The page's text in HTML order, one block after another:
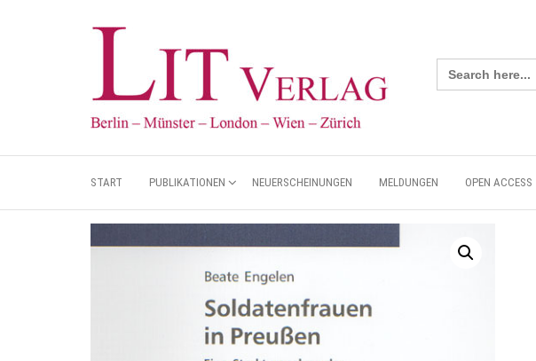
Search
for:
START PUBLIKATIONEN NEUERSCHEINUNGEN MELDUNGEN OPEN ACCESS